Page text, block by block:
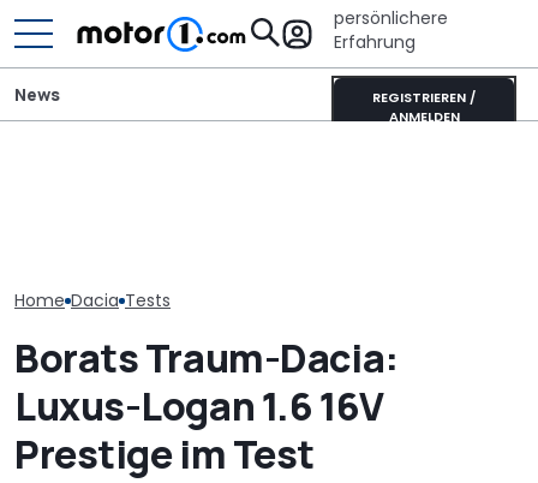
persönlichere
Erfahrung
REGISTRIEREN /
ANMELDEN
News
Home Dacia Tests
Borats Traum-Dacia:
Luxus-Logan 1.6 16V
Prestige im Test